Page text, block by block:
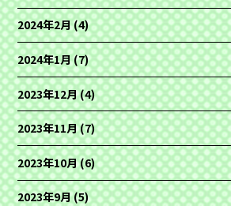
2024年2月(4)
2024年1月(7)
2023年12月(4)
2023年11月(7)
2023年10月(6)
2023年9月(5)